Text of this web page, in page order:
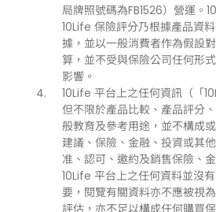
局牌照號碼為FB1526）營運。
10Life 保險評分乃根據產品資
據，並以一般消費者作為假設
算，並不受與保險公司任何形
影響。
10Life 平台上之任何資訊（「
但不限於產品比較、產品評分
般教育及參考用途，並不構成
建議、保險、金融、投資或其
准、認可、邀約及銷售保險、
10Life 平台上之任何資料並沒
要，閱覽有關資料亦不應被視
評估，亦不足以構成任何購買